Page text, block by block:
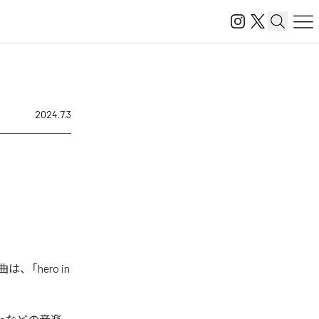
2024.7.3
は、「hero in